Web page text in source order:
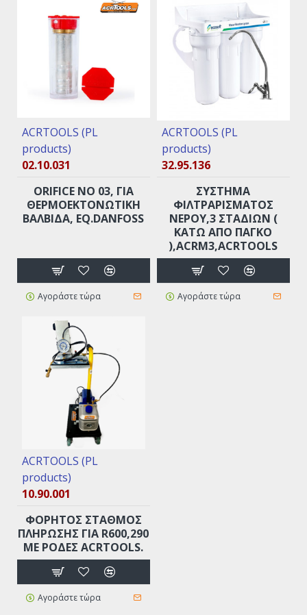
ACRTOOLS (PL
products)
02.10.031
ORIFICE ΝO 03, ΓΙΑ
ΘΕΡΜΟΕΚΤΟΝΩΤΙΚΉ
ΒΑΛΒΊΔΑ, EQ.DANFOSS
Αγοράστε τώρα
ACRTOOLS (PL
products)
32.95.136
ΣΥΣΤΗΜΑ
ΦΙΛΤΡΑΡΙΣΜΑΤΟΣ
ΝΕΡΟΥ,3 ΣΤΑΔΊΩΝ (
ΚΆΤΩ ΑΠΟ ΠΆΓΚΟ
),ACRM3,ACRTOOLS
Αγοράστε τώρα
ACRTOOLS (PL
products)
10.90.001
ΦΟΡΗΤΟΣ ΣΤΑΘΜΟΣ
ΠΛΗΡΩΣΗΣ ΓΙΑ R600,290
ΜΕ ΡΌΔΕΣ ACRTOOLS.
Αγοράστε τώρα